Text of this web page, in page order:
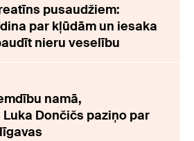
pusaudžiem:
par kļūdām un iesaka
nieru veselību
namā,
Dončičs paziņo par